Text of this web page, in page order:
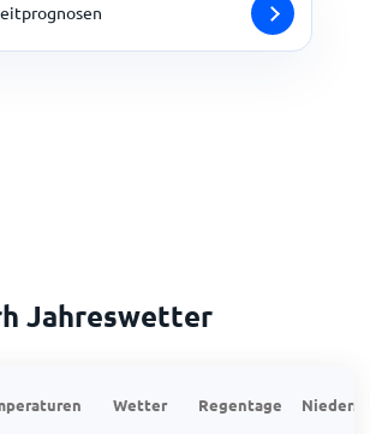
Jahreswetter
Wetter Regentage